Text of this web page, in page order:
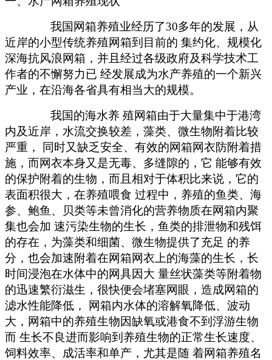
我国网箱养殖业经历了30多年的发展，从
近岸的小型传统养殖网箱到目前的 集约化、规模化
深海抗风浪网箱，并且经过各级政府及科学技术工
作者的不懈努力已 经发展成为水产养殖的一个新兴
产业，在沿海各省具有相当大的规模。
我国的海水养 殖网箱由于大量集中于港湾
内及近岸，水流交换较差，藻类、微生物附着比较
严重，
同时又缺乏安全、有效的网箱网衣防附着措
施，而网衣本身又是无毒、多缝隙的，它 能够有效
的保护附着的生物，而且相对于体积比来说，它的
表面积很大，在养殖喂食 过程中，养殖的鱼类、海
参、鲍鱼、贝类等未曾消化的营养物质在网箱内聚
集也会加 速污染生物的生长，鱼类的排泄物和残饵
的存在，为藻类和细菌、微生物提供了充足 的养
分，也会加速附着在网箱网衣上的海藻的生长，长
时间浸泡在水体中的网具因大 量丝状藻类等附着物
的迅速繁衍滋生，很快便会堵塞网眼，造成网箱的
滤水性能降低，
网箱内水体的溶解氧降低、波动
大，网箱中的养殖生物因缺氧或港食不到浮游生物
而 生长不良进而影响到养殖生物的正常生长速度、
饲料效率、成活率和单产，尤其是随 着网箱养殖名